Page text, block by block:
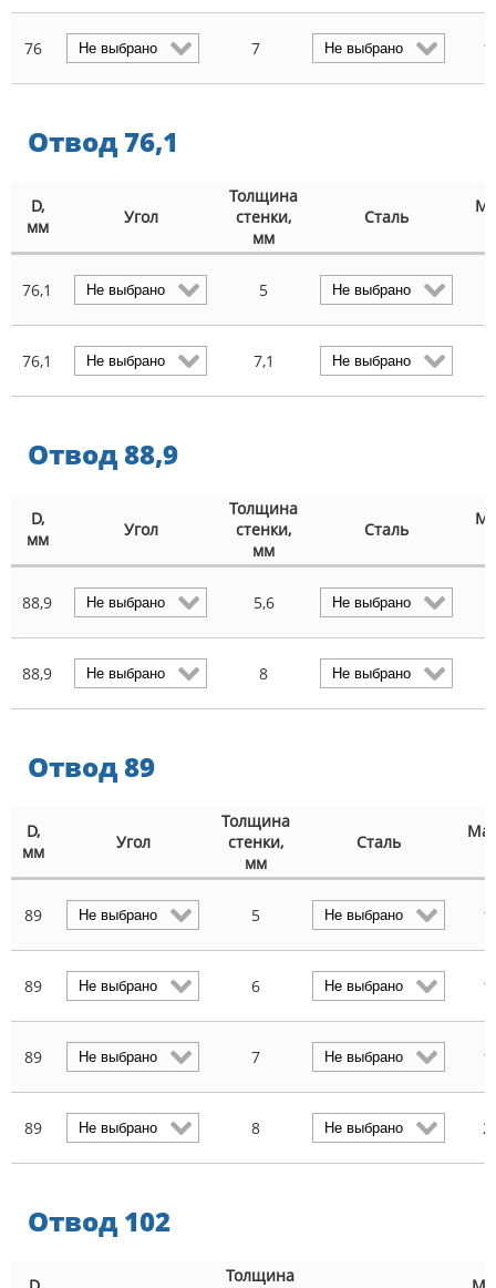
76 7
Отвод 76,1
D,
мм
Угол
Толщина
стенки,
мм
Сталь
76,1 5
76,1 7,1
Отвод 88,9
D,
мм
Угол
Толщина
стенки,
мм
Сталь
88,9 5,6
88,9 8
Отвод 89
D,
мм
Угол
Толщина
стенки,
мм
Сталь
89 5
89 6
89 7
89 8
Отвод 102
Толщина